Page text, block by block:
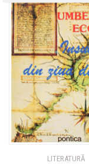
LITERATURĂ